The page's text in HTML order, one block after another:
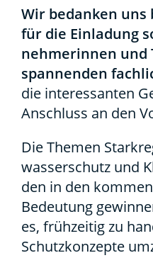
Wir bedan­ken uns
für die Ein­la­dung
neh­me­rin­nen und
span­nen­den
die inter­es­san­ten
Anschluss an den
Die The­men
was­ser­schutz und
den in den
Bedeu­tung
es, früh­zei­tig zu
Schutz­kon­zep­te